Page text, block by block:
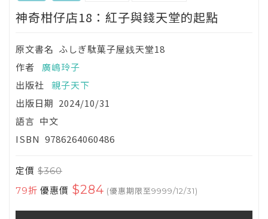
神奇柑仔店18：紅子與錢天堂的起點
原文書名 ふしぎ駄菓子屋銭天堂18
作者
廣嶋玲子
出版社
親子天下
出版日期 2024/10/31
語言 中文
ISBN 9786264060486
定價 $360
79折 優惠價 $284 (優惠期限至9999/12/31)